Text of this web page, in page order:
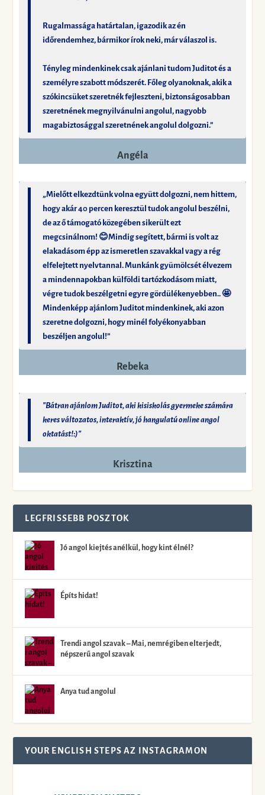
Rugalmassága határtalan, igazodik az én
időrendemhez, bármikor írok neki, már válaszol is.
Tényleg mindenkinek csak ajánlani tudom Juditot és a
személyre szabott módszerét. Főleg olyanoknak, akik a
szókincsüket szeretnék fejleszteni, biztonságosabban
szeretnének megnyilvánulni angolul, nagyobb
magabiztosággal szeretnének angolul dolgozni.”
Angéla
„Mielőtt elkezdtünk volna együtt dolgozni, nem hittem,
hogy akár 40 percen keresztül tudok angolul beszélni,
de az ő támogató közegében sikerült ezt
megcsinálnom! 😊Mindig segített, bármi is volt az
elakadásom épp az ismeretlen szavakkal vagy a rég
elfelejtett nyelvtannal. Munkánk gyümölcsét élvezem
a mindennapokban külföldi tartózkodásom miatt,
végre tudok beszélgetni egyre gördülékenyebben.. 🤩
Mindenképp ajánlom Juditot mindenkinek, aki azon
szeretne dolgozni, hogy minél folyékonyabban
beszéljen angolul!”
Rebeka
"Bátran ajánlom Juditot, aki kisiskolás gyermeke számára
keres változatos, interaktív, jó hangulatú online angol
oktatást!:)"
Krisztina
LEGFRISSEBB POSZTOK
Jó angol kiejtés anélkül, hogy kint élnél?
Építs hidat!
Trendi angol szavak – Mai, nemrégiben elterjedt,
népszerű angol szavak
Anya tud angolul
YOUR ENGLISH STEPS AZ INSTAGRAMON